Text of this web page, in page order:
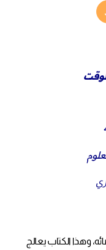
وهذا الكتاب يعالج